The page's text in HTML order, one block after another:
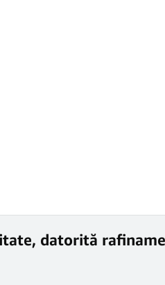
datorită